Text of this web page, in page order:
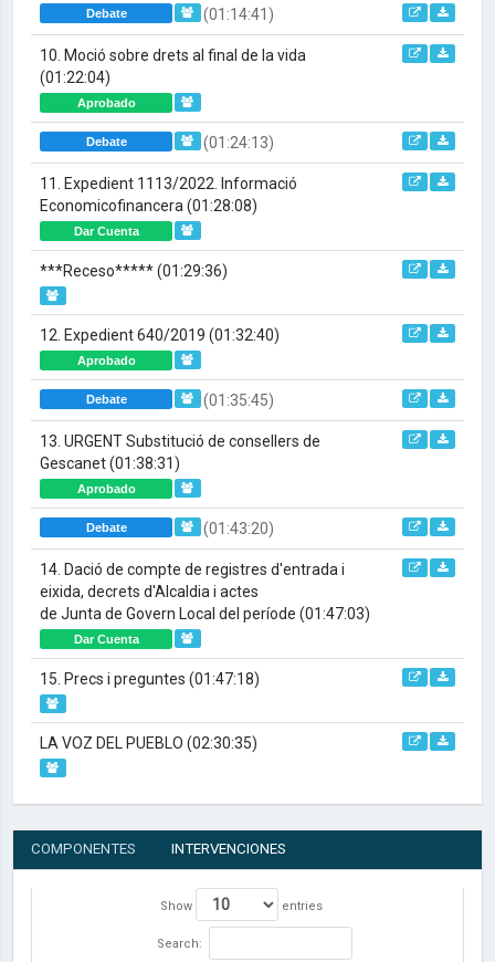
Debate (01:14:41)
10. Moció sobre drets al final de la vida
(01:22:04)
Aprobado
Debate (01:24:13)
11. Expedient 1113/2022. Informació
Economicofinancera (01:28:08)
Dar Cuenta
***Receso*****(01:29:36)
12. Expedient 640/2019 (01:32:40)
Aprobado
Debate (01:35:45)
13. URGENT Substitució de consellers de
Gescanet(01:38:31)
Aprobado
Debate (01:43:20)
14. Dació de compte de registres d'entrada i
eixida, decrets d'Alcaldia i actes
de Junta de Govern Local del període (01:47:03)
Dar Cuenta
15. Precs i preguntes (01:47:18)
LA VOZ DEL PUEBLO (02:30:35)
COMPONENTES INTERVENCIONES
Show entries
Search: